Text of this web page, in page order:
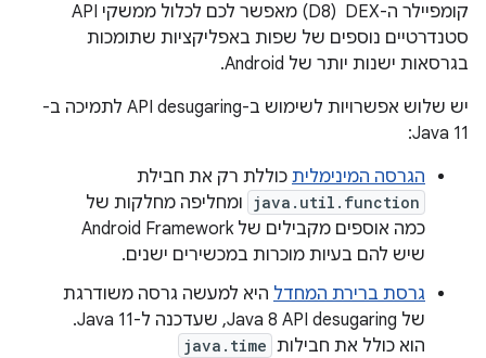
קומפיילר ה-DEX ‏ (D8) מאפשר לכם לכלול ממשקי API
סטנדרטיים נוספים של שפות באפליקציות שתומכות
בגרסאות ישנות יותר של Android.
יש שלוש אפשרויות לשימוש ב-API desugaring לתמיכה ב-
Java 11:
הגרסה המינימלית כוללת רק את חבילת
java.util.function ומחליפה מחלקות של
כמה אוספים מקבילים של Android Framework
שיש להם בעיות מוכרות במכשירים ישנים.
גרסת ברירת המחדל היא למעשה גרסה משודרגת
של Java 8 API desugaring, שעדכנה ל-Java 11.
הוא כולל את חבילות java.time